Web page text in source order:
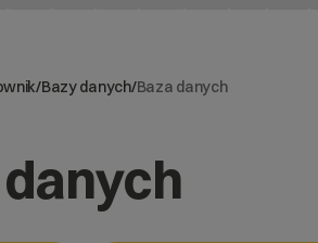
/Bazy danych/Baza danych